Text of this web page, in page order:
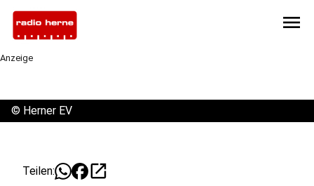
menu
Anzeige
© Herner EV
Teilen: open_in_new